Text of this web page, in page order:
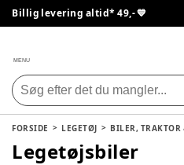
Billig levering altid* 49,- 💙
MENU
FORSIDE LEGETØJ BILER, TRAKTOR
Legetøjsbiler